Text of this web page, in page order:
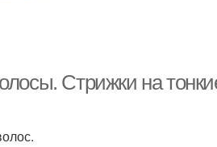
Стрижки на